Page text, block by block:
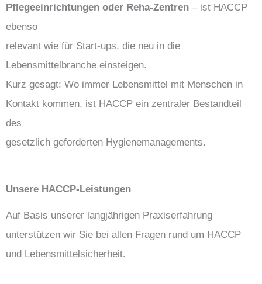
Pflegeeinrichtungen oder Reha-Zentren – ist HACCP
ebenso
relevant wie für Start-ups, die neu in die
Lebensmittelbranche einsteigen.
Kurz gesagt: Wo immer Lebensmittel mit Menschen in
Kontakt kommen, ist HACCP ein zentraler Bestandteil
des
gesetzlich geforderten Hygienemanagements.
Unsere HACCP-Leistungen
Auf Basis unserer langjährigen Praxiserfahrung
unterstützen wir Sie bei allen Fragen rund um HACCP
und Lebensmittelsicherheit.